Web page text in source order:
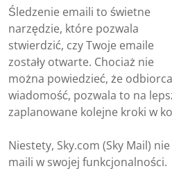
Śledzenie emaili to świetne
narzędzie, które pozwala
stwierdzić, czy Twoje emaile
zostały otwarte. Chociaż nie
można powiedzieć, że
wiadomość, pozwala to na
zaplanowane kolejne kroki w
Niestety, Sky.com (Sky Mail)
maili w swojej funkcjonalności.